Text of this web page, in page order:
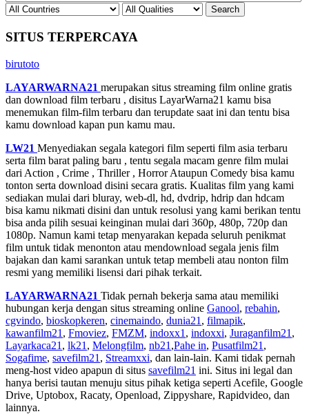
SITUS TERPERCAYA
birutoto
LAYARWARNA21 merupakan situs streaming film online gratis
dan download film terbaru , disitus LayarWarna21 kamu bisa
menemukan film-film terbaru dan terupdate saat ini dan tentu bisa
kamu download kapan pun kamu mau.
LW21 Menyediakan segala kategori film seperti film asia terbaru
serta film barat paling baru , tentu segala macam genre film mulai
dari Action , Crime , Thriller , Horror Ataupun Comedy bisa kamu
tonton serta download disini secara gratis. Kualitas film yang kami
sediakan mulai dari bluray, web-dl, hd, dvdrip, hdrip dan hdcam
bisa kamu nikmati disini dan untuk resolusi yang kami berikan tentu
bisa anda pilih sesuai keinginan mulai dari 360p, 480p, 720p dan
1080p. Namun kami tetap menyarakan kepada seluruh penikmat
film untuk tidak menonton atau mendownload segala jenis film
bajakan dan kami sarankan untuk tetap membeli atau nonton film
resmi yang memiliki lisensi dari pihak terkait.
LAYARWARNA21 Tidak pernah bekerja sama atau memiliki
hubungan kerja dengan situs streaming online Ganool, rebahin,
cgvindo, bioskopkeren, cinemaindo, dunia21 , filmapik,
kawanfilm21 , Fmoviez, FMZM, indoxx1 , indoxxi, Juraganfilm21 ,
Layarkaca21 , lk21 , Melongfilm, nb21 ,Pahe in, Pusatfilm21 ,
Sogafime, savefilm21 , Streamxxi, dan lain-lain. Kami tidak pernah
meng-host video apapun di situs savefilm21 ini. Situs ini legal dan
hanya berisi tautan menuju situs pihak ketiga seperti Acefile, Google
Drive, Uptobox, Racaty, Openload, Zippyshare, Rapidvideo, dan
lainnya.